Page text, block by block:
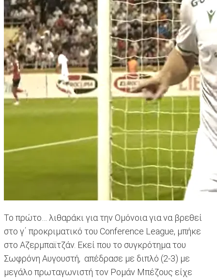
Το πρώτο… λιθαράκι για την Ομόνοια για να βρεθεί
στο γ΄ προκριματικό του Conference League, μπήκε
στο Αζερμπαϊτζάν. Εκεί που το συγκρότημα του
Σωφρόνη Αυγουστή, απέδρασε με διπλό (2-3) με
μεγάλο πρωταγωνιστή τον Ρομάν Μπέζους είχε